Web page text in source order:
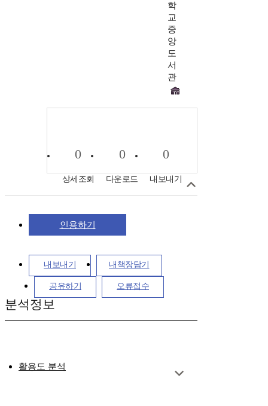
학
교
중
앙
도
서
관
0
상세조회
0
다운로드
0
내보내기
인용하기
내보내기 내책장담기
공유하기 오류접수
분석정보
활용도 분석